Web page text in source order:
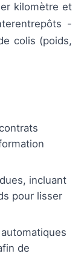
kilomètre et
-
colis (poids,
incluant
pour lisser
de